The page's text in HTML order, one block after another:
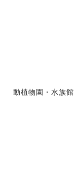
動植物園・水族館